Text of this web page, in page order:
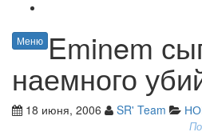
Меню Eminem
наемного
18 июня, 2006 SR' Team